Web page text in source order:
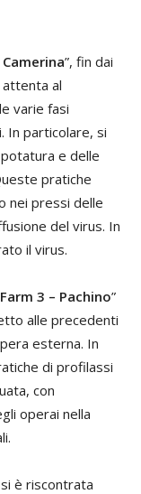
”, fin dai
al
varie fasi
particolare, si
e delle
pratiche
nei pressi delle
del virus. In
il virus.
Farm 3 – Pachino”
alle precedenti
esterna. In
di profilassi
con
operai nella
è riscontrata